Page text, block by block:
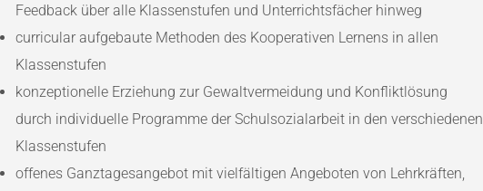
Feedback über alle Klassenstufen und Unterrichtsfächer hinweg
curricular aufgebaute Methoden des Kooperativen Lernens in allen
Klassenstufen
konzeptionelle Erziehung zur Gewaltvermeidung und Konfliktlösung
durch individuelle Programme der Schulsozialarbeit in den verschiedenen
Klassenstufen
offenes Ganztagesangebot mit vielfältigen Angeboten von Lehrkräften,